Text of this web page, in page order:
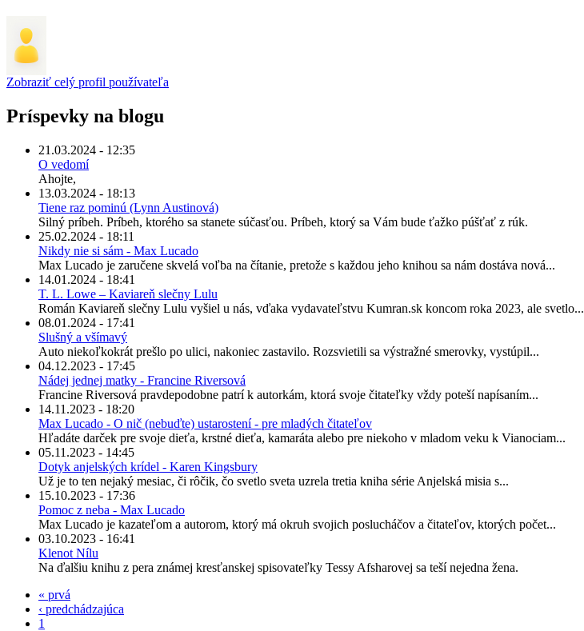
Zobraziť celý profil používateľa
Príspevky na blogu
21.03.2024 - 12:35
O vedomí
Ahojte,
13.03.2024 - 18:13
Tiene raz pominú (Lynn Austinová)
Silný príbeh. Príbeh, ktorého sa stanete súčasťou. Príbeh, ktorý sa Vám bude ťažko púšťať z rúk.
25.02.2024 - 18:11
Nikdy nie si sám - Max Lucado
Max Lucado je zaručene skvelá voľba na čítanie, pretože s každou jeho knihou sa nám dostáva nová...
14.01.2024 - 18:41
T. L. Lowe – Kaviareň slečny Lulu
Román Kaviareň slečny Lulu vyšiel u nás, vďaka vydavateľstvu Kumran.sk koncom roka 2023, ale svetlo...
08.01.2024 - 17:41
Slušný a všímavý
Auto niekoľkokrát prešlo po ulici, nakoniec zastavilo. Rozsvietili sa výstražné smerovky, vystúpil...
04.12.2023 - 17:45
Nádej jednej matky - Francine Riversová
Francine Riversová pravdepodobne patrí k autorkám, ktorá svoje čitateľky vždy poteší napísaním...
14.11.2023 - 18:20
Max Lucado - O nič (nebuďte) ustarostení - pre mladých čitateľov
Hľadáte darček pre svoje dieťa, krstné dieťa, kamaráta alebo pre niekoho v mladom veku k Vianociam...
05.11.2023 - 14:45
Dotyk anjelských krídel - Karen Kingsbury
Už je to ten nejaký mesiac, či rôčik, čo svetlo sveta uzrela tretia kniha série Anjelská misia s...
15.10.2023 - 17:36
Pomoc z neba - Max Lucado
Max Lucado je kazateľom a autorom, ktorý má okruh svojich poslucháčov a čitateľov, ktorých počet...
03.10.2023 - 16:41
Klenot Nílu
Na ďalšiu knihu z pera známej kresťanskej spisovateľky Tessy Afsharovej sa teší nejedna žena.
« prvá
‹ predchádzajúca
1